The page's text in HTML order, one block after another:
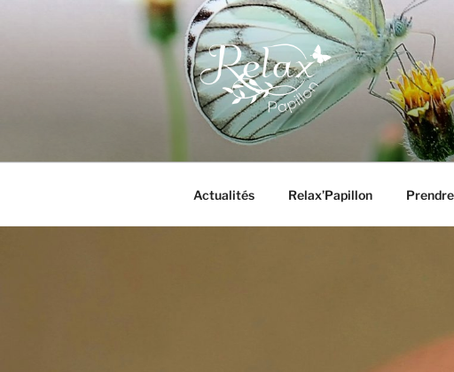
RELAX
Actualités Relax’Papillon